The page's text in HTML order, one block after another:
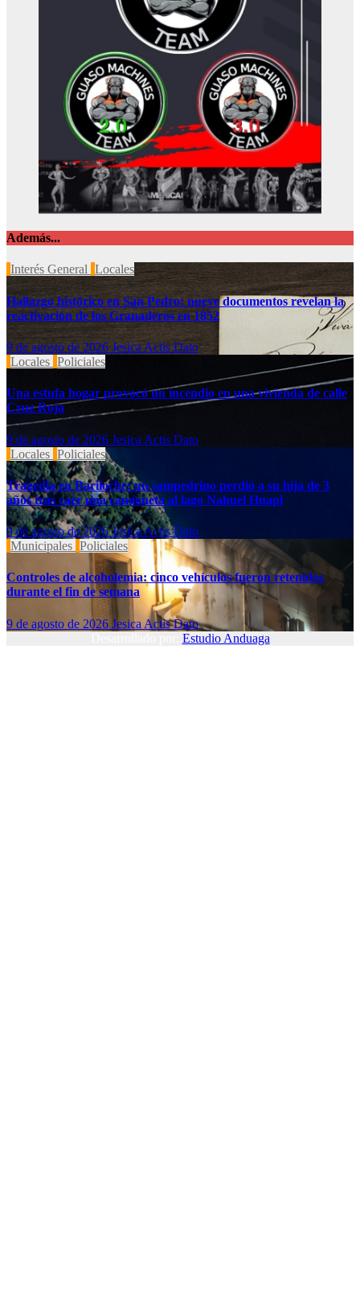
Además...
Interés General Locales
Hallazgo histórico en San Pedro: nueve documentos revelan la
reactivación de los Granaderos en 1852
9 de agosto de 2026 Jesica Actis Dato
Locales Policiales
Una estufa hogar provocó un incendio en una vivienda de calle
Cruz Roja
9 de agosto de 2026 Jesica Actis Dato
Locales Policiales
Tragedia en Bariloche: un sampedrino perdió a su hija de 3
años tras caer una camioneta al lago Nahuel Huapi
9 de agosto de 2026Jesica Actis Dato
Municipales Policiales
Controles de alcoholemia: cinco vehículos fueron retenidos
durante el fin de semana
9 de agosto de 2026 Jesica Actis Dato
Estudio Anduaga